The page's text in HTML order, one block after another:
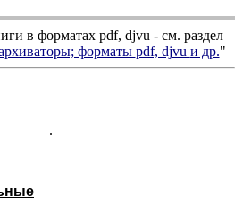
в форматах pdf, djvu - см. раздел
форматы pdf, djvu и др."
.